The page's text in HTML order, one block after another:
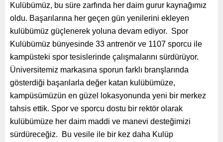
Kulübümüz, bu süre zarfında her daim gurur kaynağımız
oldu. Başarılarına her geçen gün yenilerini ekleyen
kulübümüz güçlenerek yoluna devam ediyor. Spor
Kulübümüz bünyesinde 33 antrenör ve 1107 sporcu ile
kampüsteki spor tesislerinde çalışmalarını sürdürüyor.
Üniversitemiz markasına sporun farklı branşlarında
gösterdiği başarılarla değer katan kulübümüze,
kampüsümüzün en güzel lokasyonunda yeni bir merkez
tahsis ettik. Spor ve sporcu dostu bir rektör olarak
kulübümüze her daim maddi ve manevi desteğimizi
sürdüreceğiz. Bu vesile ile bir kez daha Kulüp